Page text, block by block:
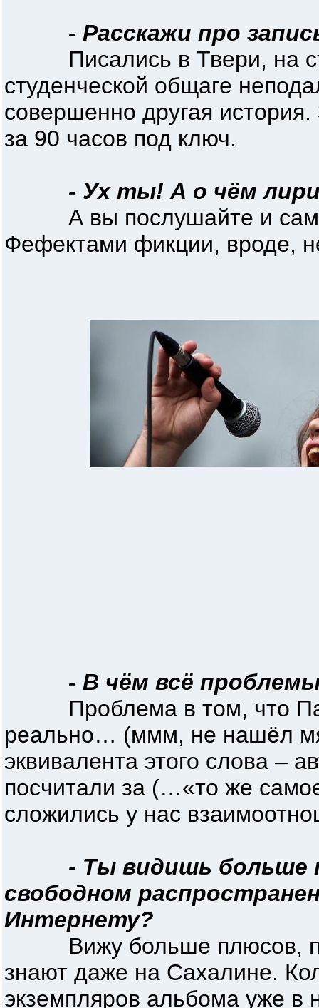
- Расскажи про
Писались в Твери, на
студенческой общаге
совершенно другая
за 90 часов под ключ.
- Ух ты! А о чём
А вы послушайте и сами
Фефектами фикции, вроде,
- В чём всё
Проблема в том, что
реально… (ммм, не нашёл
эквивалента этого слова –
посчитали за (…«то же
сложились у нас
- Ты видишь больше
свободном
Интернету?
Вижу больше плюсов,
знают даже на Сахалине.
экземпляров альбома уже в